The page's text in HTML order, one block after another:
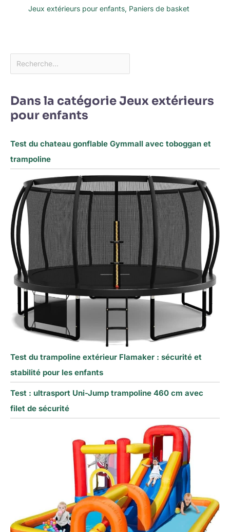
Jeux extérieurs pour enfants, Paniers de basket
Dans la catégorie Jeux extérieurs
pour enfants
Test du chateau gonflable Gymmall avec toboggan et
trampoline
Test du trampoline extérieur Flamaker : sécurité et
stabilité pour les enfants
Test : ultrasport Uni-Jump trampoline 460 cm avec
filet de sécurité